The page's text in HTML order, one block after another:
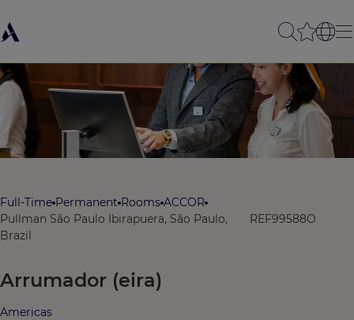
Full-Time Permanent Rooms ACCOR
Pullman São Paulo Ibirapuera, São Paulo,
Brazil
REF99588O
Arrumador (eira)
Americas